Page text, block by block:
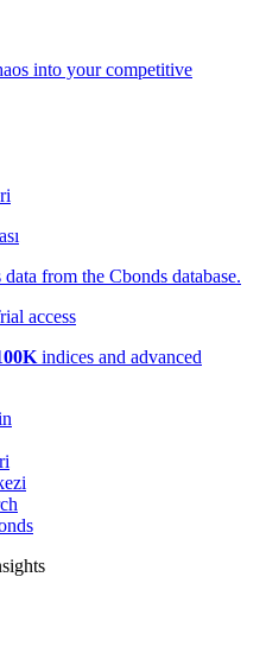
into your competitive
from the Cbonds database.
access
indices and advanced